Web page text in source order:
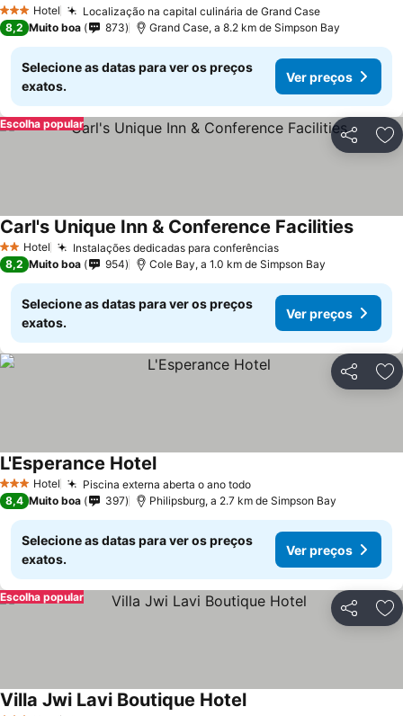
3 EstrelasHotel Localização na capital culinária de Grand Case
8,2 Muito boa 873 Grand Case, a 8.2 km de Simpson Bay
Selecione as datas para ver os preços
exatos.
Ver preços
Partilhar
Escolha popular
2 Estrelas
Hotel Instalações dedicadas para conferências
Carl's Unique Inn & Conference Facilities
8,2 Muito boa 954 Cole Bay, a 1.0 km de Simpson Bay
Selecione as datas para ver os preços
exatos.
Ver preços
Partilhar
3 EstrelasHotel Piscina externa aberta o ano todo
L'Esperance Hotel
8,4 Muito boa 397 Philipsburg, a 2.7 km de Simpson Bay
Selecione as datas para ver os preços
exatos.
Ver preços
Partilhar
Escolha popular
Villa Jwi Lavi Boutique Hotel